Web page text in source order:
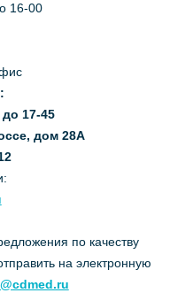
16-00
до 17-45
дом 28А
по качеству
на электронную